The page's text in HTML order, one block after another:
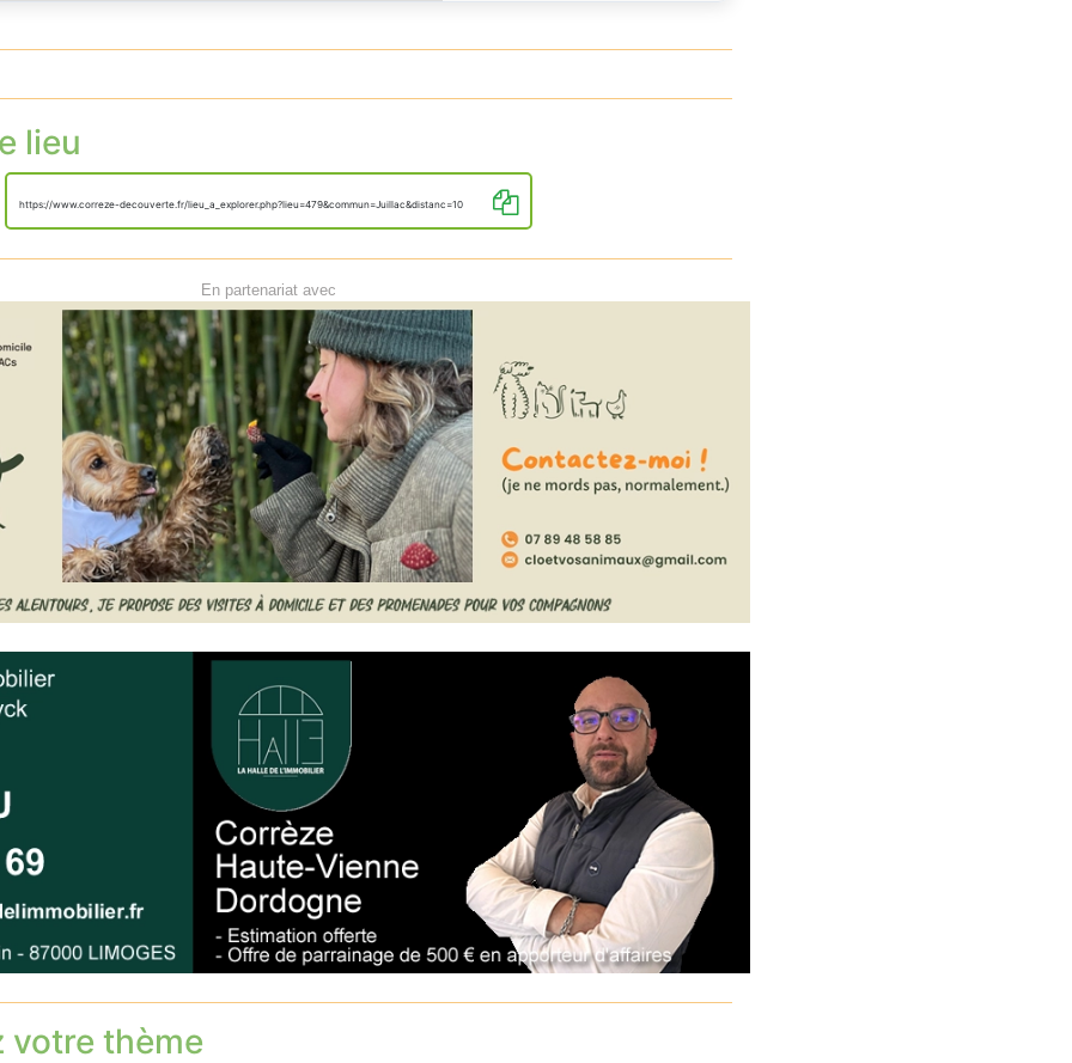
lieu
https://www.correze-decouverte.fr/lieu_a_explorer.php?lieu=479&commun=Juillac&distanc=10
En partenariat avec
votre thème